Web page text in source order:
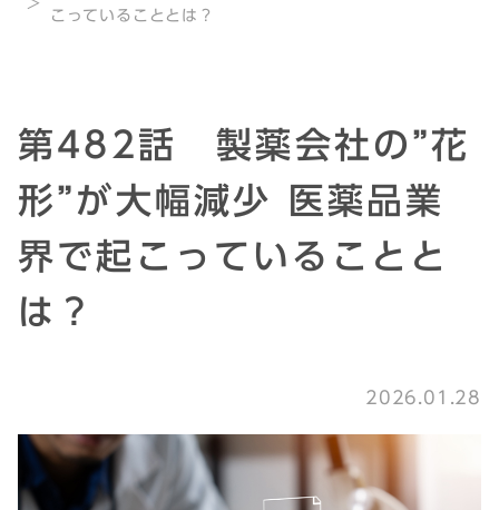
こっていることとは？
第482話 製薬会社の”花
形”が大幅減少 医薬品業
界で起こっていることと
は？
2026.01.28